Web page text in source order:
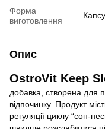
Форма
виготовлення
Опис
OstroVit Keep
добавка, створена для
відпочинку. Продукт
регуляції циклу “сон-